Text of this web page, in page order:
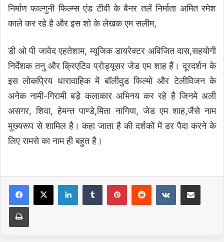
निर्माण फाल्गुनी फिल्म्स एंड टीवी के बैनर तलें निर्माता अमित रमेश
काले कर रहे है और इस शो के लेखक एम सलीम,
डी ओ पी जावेद एहतेशाम, म्यूजिक डायरेक्टर अविजित दास,सहयोगी
निर्देशक तनु और क्रिएटिव प्रोड्यूसर जेड एम शाह हैं। दूरदर्शन के
इस लोकप्रिय धारावाहिक में बॉलीवुड फिल्मो और टेलीविजन के
अनेक नामी-गिरामी बड़े कलाकार अभिनय कर रहे है जिनमे अली
असगर, शिवा, हेमन्त पाण्डे,मिता नागिया, जेड एम शाह,जैसे नाम
मुख्यरूप से शामिल है। कहा जाता है की दर्शकों में डर पैदा करने के
लिए रामसे का नाम ही बहुत है।